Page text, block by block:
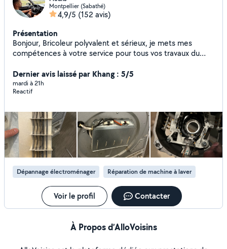
Montpellier (Sabathé)
4,9/5 (152 avis)
Présentation
Bonjour, Bricoleur polyvalent et sérieux, je mets mes
compétences à votre service pour tous vos travaux du
en général Peinture intérieure / extérieure Plâtre, enduit,
rebouchage, finitions Réparations diverses Dépannage et
réparation machine à laver Montage, démontage, petites
soigné Ponctuel et à l'écoute Respect des délais Tarifs
honnêtes N'hésitez pas à me contacter, je réponds
rapidement et je me déplace avec plaisir pour vous aider
Dernier avis laissé par Khang : 5/5
mardi à 21h
Reactif
Dépannage électroménager Réparation de machine à laver
Voir le profil Contacter
À Propos d’AlloVoisins